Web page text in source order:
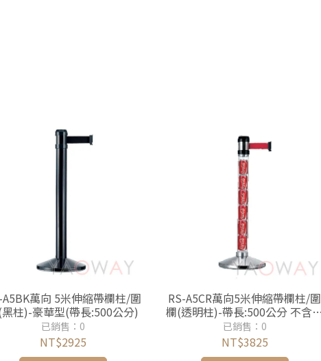
A5BK萬向 5米伸縮帶欄柱/圍
柱)-豪華型(帶長:500公分)
已銷售：0
NT$2925
RS-A5CR萬向5米伸縮帶欄柱/圍
欄(透明柱)-帶長:500公分 不含內
容物可樂罐
已銷售：0
NT$3825